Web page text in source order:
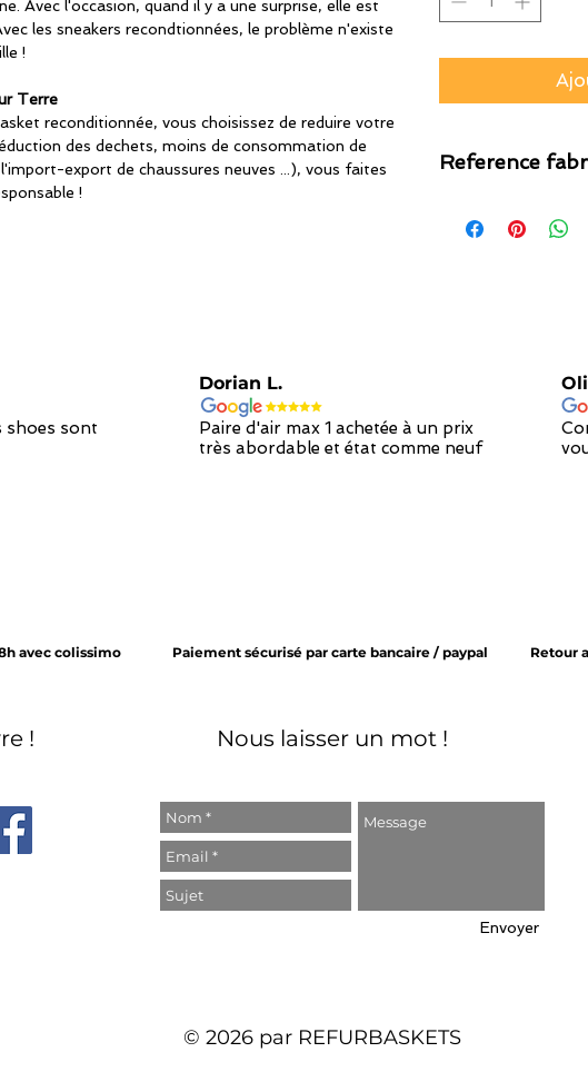
Avec l'occasion, quand il y a une surprise, elle est
les sneakers recondtionnées, le problème n'existe
!
Terre
reconditionnée, vous choisissez de reduire votre
des dechets, moins de consommation de
export de chaussures neuves ...), vous faites
!
Reference
shoes sont
avec colissimo
!
Dorian L.
Paire d'air max 1 achetée à un prix
très abordable et état comme neuf
Paiement sécurisé par carte bancaire / paypal Retour
Nous laisser un mot !
Envoyer
© 2026 par REFURBASKETS